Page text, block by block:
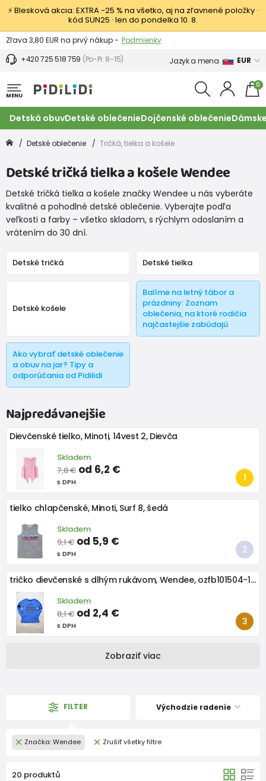
⚡ Blesková akcia: EXTRA −25 % na všetko, aj na zľavnené položky ·
kód SUN25 · len do pondelka 10. 8.
Výmena a vrátenie tovaru - Zobraziť
Zľava 3,80 EUR na prvý nákup - Podmienky
+420 725 518 759 (Po-Pi: 8-15) Jazyk a mena EUR
MENU
0
Detská obuvDetské oblečenieDojčenské oblečenie
Detské oblečenie Tričká, tielka a košele
Detské tričká tielka a košele Wendee
Detské tričká tielka a košele značky Wendee u nás vyberáte
kvalitné a pohodlné detské oblečenie. Vyberajte podľa
veľkosti a farby – všetko skladom, s rýchlym odoslaním a
vrátením do 30 dní.
Detské tričká Detské tielka
Detské košele
Balíme na letný tábor a
prázdniny: Zoznam
oblečenia, na ktoré rodičia
najčastejšie zabúdajú
Ako vybrať detské oblečenie
a obuv na jar? Tipy a
odporúčania od Pidilidi
Najpredávanejšie
Dievčenské tielko, Minoti, 14vest 2, Dievča
Skladem
7,8 € od 6,2 €
s DPH
tielko chlapčenské, Minoti, Surf 8, šedá
Skladem
9,1 € od 5,9 €
s DPH
tričko dievčenské s dlhým rukávom, Wendee, ozfb101504-1, modrá
Skladem
8,1 € od 2,4 €
s DPH
Zobraziť viac
FILTER Východzie radenie
Značka: Wendee Zrušiť všetky filtre
20 produktů